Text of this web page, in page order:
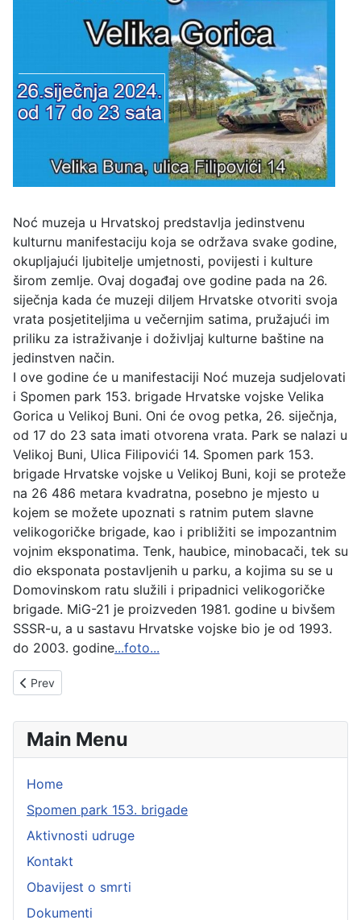
Noć muzeja u Hrvatskoj predstavlja jedinstvenu
kulturnu manifestaciju koja se održava svake godine,
okupljajući ljubitelje umjetnosti, povijesti i kulture
širom zemlje. Ovaj događaj ove godine pada na 26.
siječnja kada će muzeji diljem Hrvatske otvoriti svoja
vrata posjetiteljima u večernjim satima, pružajući im
priliku za istraživanje i doživljaj kulturne baštine na
jedinstven način.
I ove godine će u manifestaciji Noć muzeja sudjelovati
i Spomen park 153. brigade Hrvatske vojske Velika
Gorica u Velikoj Buni. Oni će ovog petka, 26. siječnja,
od 17 do 23 sata imati otvorena vrata. Park se nalazi u
Velikoj Buni, Ulica Filipovići 14. Spomen park 153.
brigade Hrvatske vojske u Velikoj Buni, koji se proteže
na 26 486 metara kvadratna, posebno je mjesto u
kojem se možete upoznati s ratnim putem slavne
velikogoričke brigade, kao i približiti se impozantnim
vojnim eksponatima. Tenk, haubice, minobacači, tek su
dio eksponata postavljenih u parku, a kojima su se u
Domovinskom ratu služili i pripadnici velikogoričke
brigade. MiG-21 je proizveden 1981. godine u bivšem
SSSR-u, a u sastavu Hrvatske vojske bio je od 1993.
do 2003. godine...foto...
Previous article: Redovno održavanje Spomen parka
Prev
Main Menu
Home
Spomen park 153. brigade
Aktivnosti udruge
Kontakt
Obavijest o smrti
Dokumenti